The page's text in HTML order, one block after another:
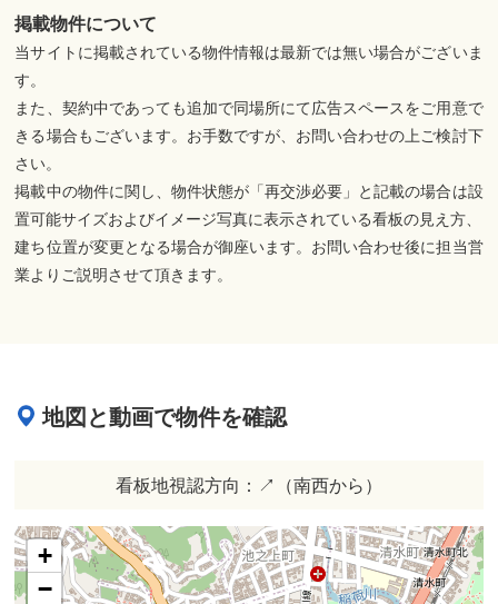
掲載物件について
当サイトに掲載されている物件情報は最新では無い場合がございま
す。
また、契約中であっても追加で同場所にて広告スペースをご用意で
きる場合もございます。お手数ですが、お問い合わせの上ご検討下
さい。
掲載中の物件に関し、物件状態が「再交渉必要」と記載の場合は設
置可能サイズおよびイメージ写真に表示されている看板の見え方、
建ち位置が変更となる場合が御座います。お問い合わせ後に担当営
業よりご説明させて頂きます。
地図と動画で物件を確認
看板地視認方向：↗︎（南西から）
+
−